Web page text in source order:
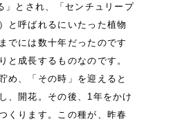
」とされ、「センチュリープ
と呼ばれるにいたった植物
でには数十年だったのです
と成長するものなのです。
め、「その時」を迎えると
、開花。その後、1年をかけ
くります。この種が、昨春